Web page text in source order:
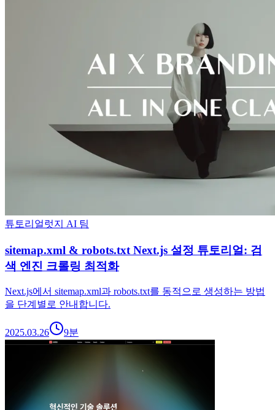
튜토리얼럿지 AI 팀
sitemap.xml & robots.txt Next.js 설정 튜토리얼: 검
색 엔진 크롤링 최적화
Next.js에서 sitemap.xml과 robots.txt를 동적으로 생성하는 방법
을 단계별로 안내합니다.
2025.03.26 9분